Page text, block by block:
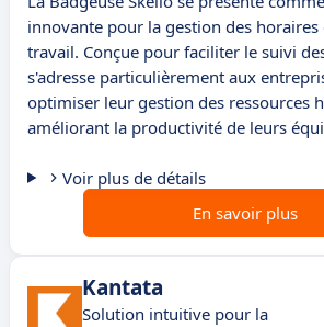
innovante pour la gestion des
travail. Conçue pour faciliter le suivi
s'adresse particulièrement aux
optimiser leur gestion des ressources
améliorant la productivité de leurs
Voir plus de détails
En savoir plus
Kantata
Solution intuitive pour la